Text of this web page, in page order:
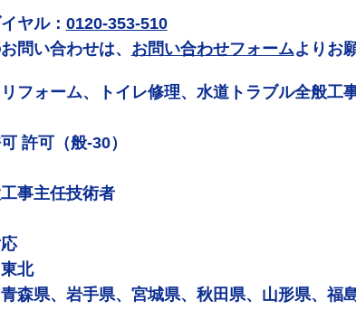
ヤル： 0120-353-510
問い合わせは、 お問い合わせフォームよりお
フォーム、トイレ修理、水道トラブル全般工
許可（般-30）
事主任技術者
北
森県、岩手県、宮城県、秋田県、山形県、福